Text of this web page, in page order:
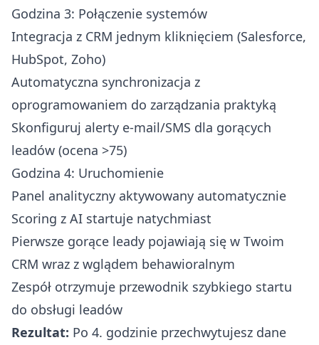
Godzina 3: Połączenie systemów
Integracja z CRM jednym kliknięciem (Salesforce,
HubSpot, Zoho)
Automatyczna synchronizacja z
oprogramowaniem do zarządzania praktyką
Skonfiguruj alerty e-mail/SMS dla gorących
leadów (ocena >75)
Godzina 4: Uruchomienie
Panel analityczny aktywowany automatycznie
Scoring z AI startuje natychmiast
Pierwsze gorące leady pojawiają się w Twoim
CRM wraz z wglądem behawioralnym
Zespół otrzymuje przewodnik szybkiego startu
do obsługi leadów
Rezultat: Po 4. godzinie przechwytujesz dane